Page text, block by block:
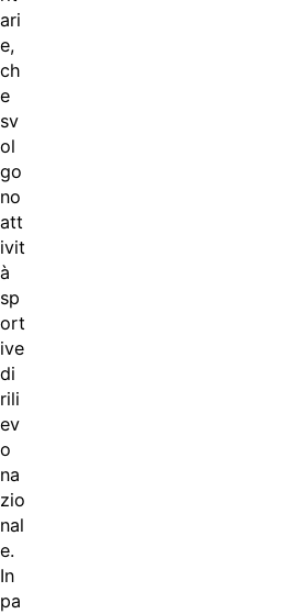
ari
e,
ch
e
sv
ol
go
no
att
ivit
à
sp
ort
ive
di
rili
ev
o
na
zio
nal
e.
In
pa